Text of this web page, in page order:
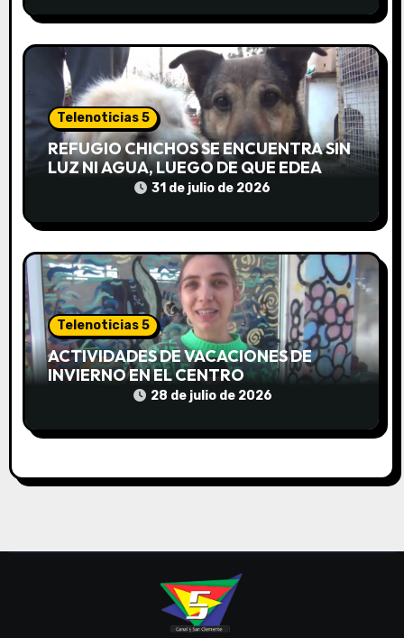
n
r
a
a
s
Telenoticias 5
REFUGIO CHICHOS SE ENCUENTRA SIN
LUZ NI AGUA, LUEGO DE QUE EDEA
CORTARA EL SUMINISTRO SIN AVISO
31 de julio de 2026
Telenoticias 5
ACTIVIDADES DE VACACIONES DE
INVIERNO EN EL CENTRO
COMUNITARIO EL TALA
28 de julio de 2026